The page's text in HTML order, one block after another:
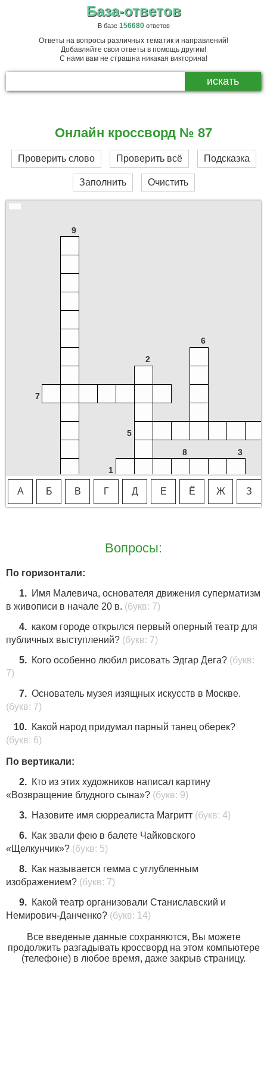
База-ответов
В базе 156680ответов
Ответы на вопросы различных тематик и направлений!
Добавляйте свои ответы в помощь другим!
С нами вам не страшна никакая викторина!
Онлайн кроссворд № 87
Проверить слово Проверить всё Подсказка
Заполнить Очистить
А Б В Г Д Е Ё Ж З
9
6
2
7
5
8
3
1
Вопросы:
По горизонтали:
1. Имя Малевича, основателя движения суперматизм
в живописи в начале 20 в. (букв: 7)
4. каком городе открылся первый оперный театр для
публичных выступлений? (букв: 7)
5. Кого особенно любил рисовать Эдгар Дега? (букв:
7)
7. Основатель музея изящных искусств в Москве.
(букв: 7)
10. Какой народ придумал парный танец оберек?
(букв: 6)
По вертикали:
2. Кто из этих художников написал картину
«Возвращение блудного сына»? (букв: 9)
3. Назовите имя сюрреалиста Магритт (букв: 4)
6. Как звали фею в балете Чайковского
«Щелкунчик»? (букв: 5)
8. Как называется гемма с углубленным
изображением? (букв: 7)
9. Какой театр организовали Станиславский и
Немирович-Данченко? (букв: 14)
Все введеные данные сохраняются, Вы можете
продолжить разгадывать кроссворд на этом компьютере
(телефоне) в любое время, даже закрыв страницу.